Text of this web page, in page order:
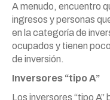
A menudo, encuentro
ingresos y personas
en la categoría de
ocupados y tienen
de inversión.
Inversores “tipo A”
Los inversores “tipo